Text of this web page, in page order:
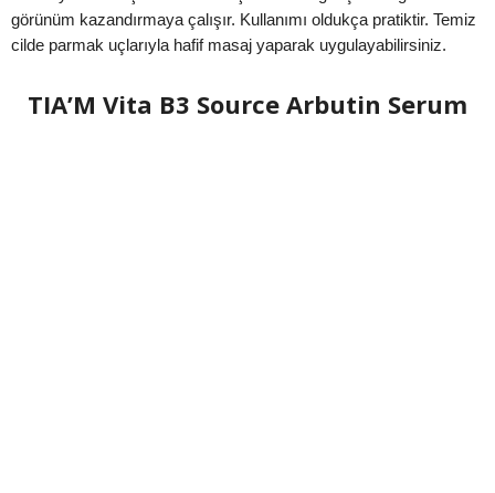
görünüm kazandırmaya çalışır. Kullanımı oldukça pratiktir. Temiz
cilde parmak uçlarıyla hafif masaj yaparak uygulayabilirsiniz.
TIA’M Vita B3 Source Arbutin Serum